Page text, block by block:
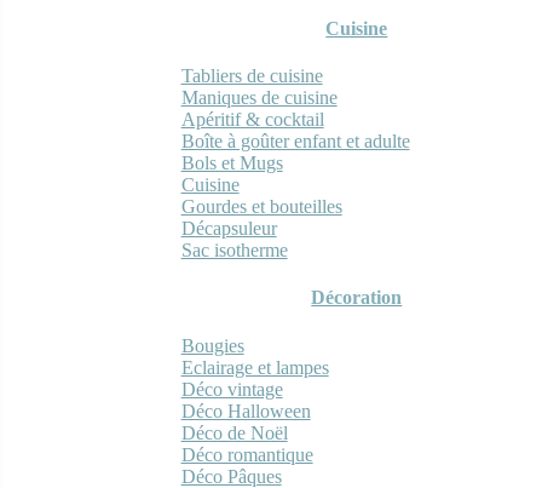
Cuisine
Tabliers de cuisine
Maniques de cuisine
Apéritif & cocktail
Boîte à goûter enfant et adulte
Bols et Mugs
Cuisine
Gourdes et bouteilles
Décapsuleur
Sac isotherme
Décoration
Bougies
Eclairage et lampes
Déco vintage
Déco Halloween
Déco de Noël
Déco romantique
Déco Pâques